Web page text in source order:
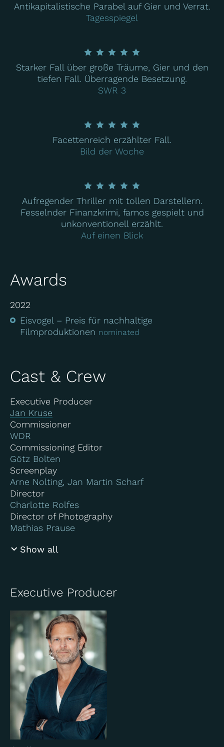
Antikapitalistische Parabel auf Gier und Verrat.
Tagesspiegel
Starker Fall über große Träume, Gier und den
tiefen Fall. Überragende Besetzung.
SWR 3
Facettenreich erzählter Fall.
Bild der Woche
Aufregender Thriller mit tollen Darstellern.
Fesselnder Finanzkrimi, famos gespielt und
unkonventionell erzählt.
Auf einen Blick
Awards
2022
Eisvogel – Preis für nachhaltige
Filmproduktionen nominated
Cast & Crew
Executive Producer
Jan Kruse
Commissioner
WDR
Commissioning Editor
Götz Bolten
Screenplay
Arne Nolting, Jan Martin Scharf
Director
Charlotte Rolfes
Director of Photography
Mathias Prause
Show all
Executive Producer